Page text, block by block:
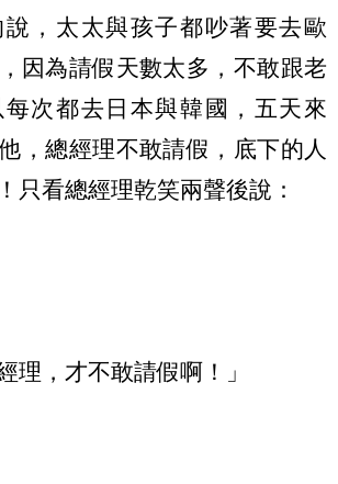
，太太與孩子都吵著要去歐
因為請假天數太多，不敢跟老
次都去日本與韓國，五天來
，總經理不敢請假，底下的人
只看總經理乾笑兩聲後說：
理，才不敢請假啊！」